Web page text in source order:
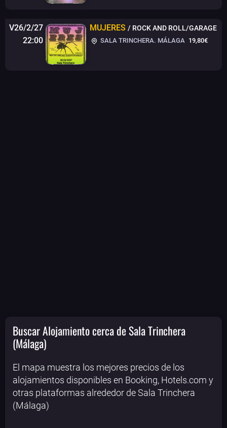
V26/2/27
22:00
MUJERES / ROCK AND ROLL/GARAGE
SALA TRINCHERA. MÁLAGA 19,80€
Buscar Alojamiento cerca de Sala Trinchera
(Málaga)
El mapa muestra los mejores precios de los
alojamientos disponibles en Booking, Hotels.com y
otras plataformas alrededor de Sala Trinchera
(Málaga)